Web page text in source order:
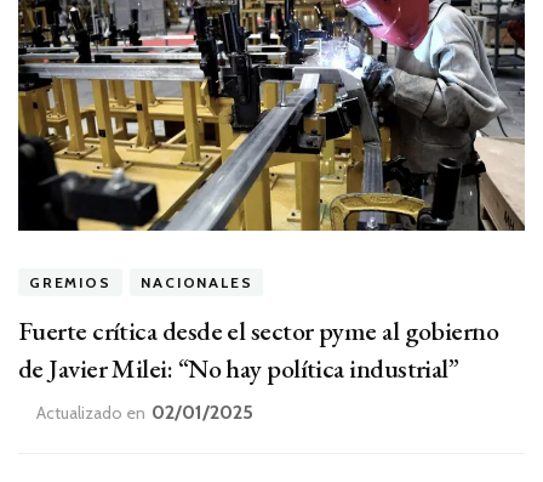
GREMIOS NACIONALES
Fuerte crítica desde el sector pyme al gobierno
de Javier Milei: “No hay política industrial”
Actualizado en 02/01/2025